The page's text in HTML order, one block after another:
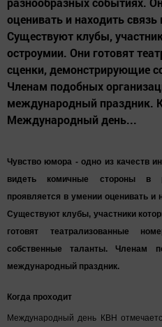
оценивать и находить
Существуют клубы,
остроумии. Они готовят
сценки, демонстрирующие
Членам подобных
международный праздник.
Международный день...
Чувство юмора - одно из качеств
видеть комичные стороны в
проявляется в умении оценивать
Существуют клубы, участники
готовят театрализованные
собственные таланты. Членам
международный праздник.
Когда проходит
Международный день КВН